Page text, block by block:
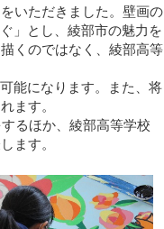
いただきました。壁画の
」とし、綾部市の魅力を
くのではなく、綾部高等
能になります。また、将
ます。
るほか、綾部高等学校
ます。